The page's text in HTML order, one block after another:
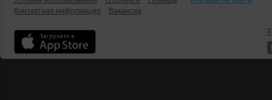
Контактная информация
Вакансии